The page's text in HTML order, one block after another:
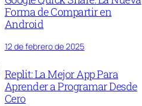
Forma de Compartir en
Android
12 de febrero de 2025
Replit: La Mejor App Para
Aprender a Programar Desde
Cero